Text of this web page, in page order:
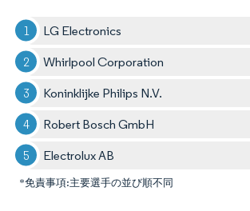
LG Electronics
Whirlpool Corporation
Koninklijke Philips N.V.
Robert Bosch GmbH
Electrolux AB
*免責事項:主要選手の並び順不同